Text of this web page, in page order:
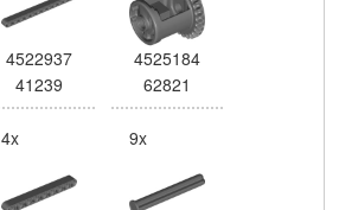
4522937
41239
4525184
62821
4x 9x